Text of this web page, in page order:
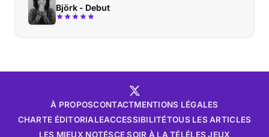
Björk - Debut
À PROPOSCONTACTMENTIONS LÉGALES
CHARTE ÉDITORIALEACCESSIBILITÉTOUS LES ARTICLES
LES MIEUX NOTÉSCE SOIR À LA TÉLÉLES JEUX